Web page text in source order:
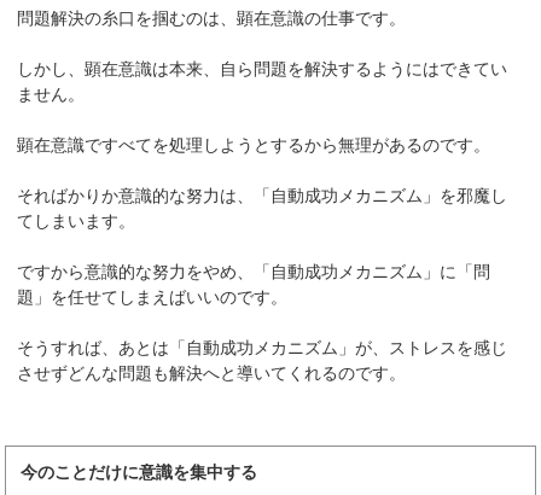
問題解決の糸口を掴むのは、顕在意識の仕事です。
しかし、顕在意識は本来、自ら問題を解決するようにはできてい
ません。
顕在意識ですべてを処理しようとするから無理があるのです。
そればかりか意識的な努力は、「自動成功メカニズム」を邪魔し
てしまいます。
ですから意識的な努力をやめ、「自動成功メカニズム」に「問
題」を任せてしまえばいいのです。
そうすれば、あとは「自動成功メカニズム」が、ストレスを感じ
させずどんな問題も解決へと導いてくれるのです。
今のことだけに意識を集中する